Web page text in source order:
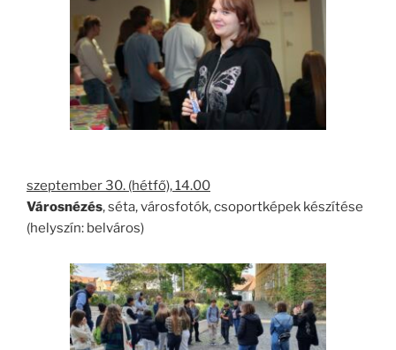
szeptember 30. (hétfő), 14.00
Városnézés, séta, városfotók, csoportképek készítése
(helyszín: belváros)